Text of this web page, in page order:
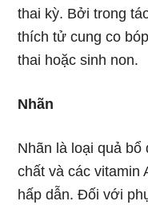
thai kỳ. Bởi trong
thích tử cung co
thai hoặc sinh non.
Nhãn
Nhãn là loại quả
chất và các vitamin
hấp dẫn. Đối với